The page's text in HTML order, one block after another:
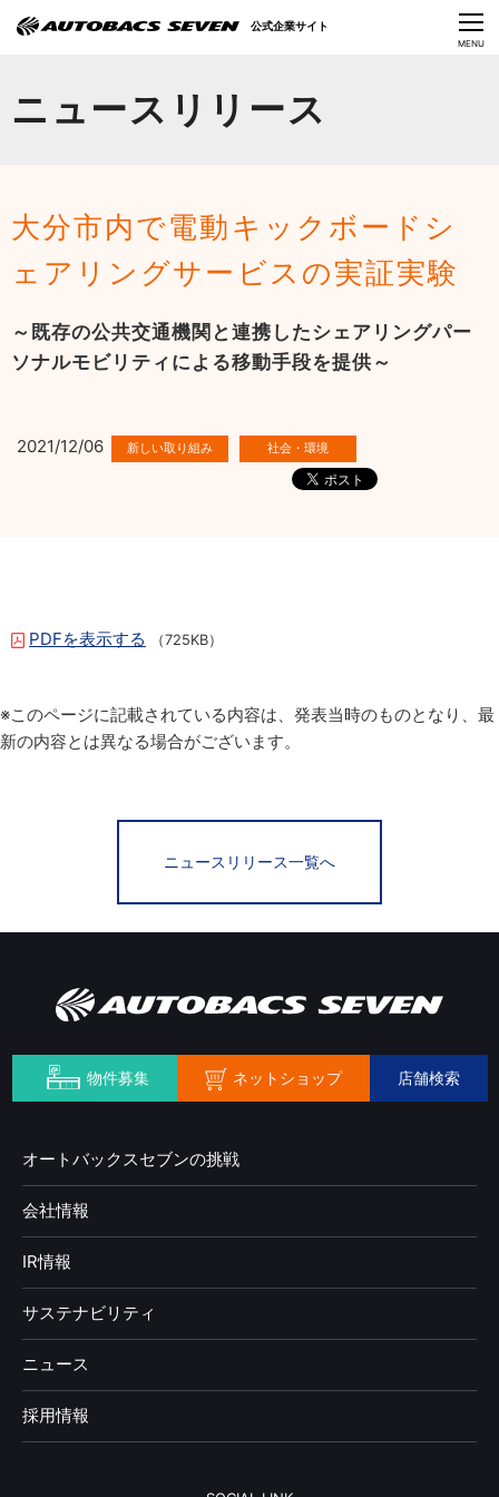
CLOSE
MENU
ニュースリリース
大分市内で電動キックボードシ
ェアリングサービスの実証実験
～既存の公共交通機関と連携したシェアリングパー
ソナルモビリティによる移動手段を提供～
2021/12/06
PDFを表示する （725KB）
公式企業サイト
サステナビリティ
Language
※このページに記載されている内容は、発表当時のものとなり、最
新の内容とは異なる場合がございます。
ニュースリリース一覧へ
物件募集 ネットショップ 店舗検索
オートバックスセブンの挑戦
会社情報
IR情報
サステナビリティ
ニュース
採用情報